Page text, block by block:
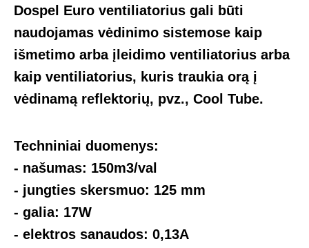
Dospel Euro ventiliatorius gali būti
naudojamas vėdinimo sistemose kaip
išmetimo arba įleidimo ventiliatorius arba
kaip ventiliatorius, kuris traukia orą į
vėdinamą reflektorių, pvz., Cool Tube.
Techniniai duomenys:
- našumas: 150m3/val
- jungties skersmuo: 125 mm
- galia: 17W
- elektros sanaudos: 0,13A